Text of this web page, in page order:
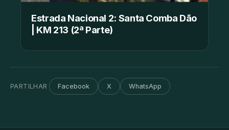
Estrada Nacional 2: Santa Comba Dão
| KM 213 (2ª Parte)
PARTILHAR Facebook X WhatsApp